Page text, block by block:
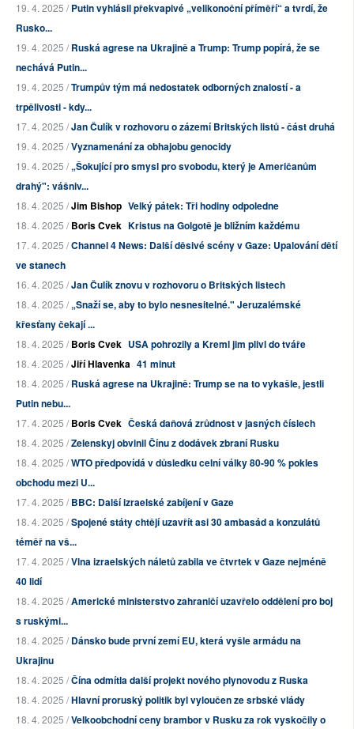
19. 4. 2025 /Putin vyhlásil překvapivé „velikonoční příměří“ a tvrdí, že
Rusko...
19. 4. 2025 /Ruská agrese na Ukrajině a Trump: Trump popírá, že se
nechává Putin...
19. 4. 2025 /Trumpův tým má nedostatek odborných znalostí - a
trpělivosti - kdy...
17. 4. 2025 /Jan Čulík v rozhovoru o zázemí Britských listů - část druhá
19. 4. 2025 /Vyznamenání za obhajobu genocidy
19. 4. 2025 /„Šokující pro smysl pro svobodu, který je Američanům
drahý": vášniv...
18. 4. 2025 /Jim Bishop Velký pátek: Tři hodiny odpoledne
18. 4. 2025 /Boris Cvek Kristus na Golgotě je bližním každému
17. 4. 2025 /Channel 4 News: Další děsivé scény v Gaze: Upalování dětí
ve stanech
16. 4. 2025 /Jan Čulík znovu v rozhovoru o Britských listech
18. 4. 2025 /„Snaží se, aby to bylo nesnesitelné." Jeruzalémské
křesťany čekají ...
18. 4. 2025 /Boris Cvek USA pohrozily a Kreml jim plivl do tváře
18. 4. 2025 /Jiří Hlavenka 41 minut
18. 4. 2025 /Ruská agrese na Ukrajině: Trump se na to vykašle, jestli
Putin nebu...
17. 4. 2025 /Boris Cvek Česká daňová zrůdnost v jasných číslech
18. 4. 2025 /Zelenskyj obvinil Čínu z dodávek zbraní Rusku
18. 4. 2025 /WTO předpovídá v důsledku celní války 80-90 % pokles
obchodu mezi U...
17. 4. 2025 /BBC: Další izraelské zabíjení v Gaze
18. 4. 2025 /Spojené státy chtějí uzavřít asi 30 ambasád a konzulátů
téměř na vš...
17. 4. 2025 /Vlna izraelských náletů zabila ve čtvrtek v Gaze nejméně
40 lidí
18. 4. 2025 /Americké ministerstvo zahraničí uzavřelo oddělení pro boj
s ruskými...
18. 4. 2025 /Dánsko bude první zemí EU, která vyšle armádu na
Ukrajinu
18. 4. 2025 /Čína odmítla další projekt nového plynovodu z Ruska
18. 4. 2025 /Hlavní proruský politik byl vyloučen ze srbské vlády
18. 4. 2025 /Velkoobchodní ceny brambor v Rusku za rok vyskočily o